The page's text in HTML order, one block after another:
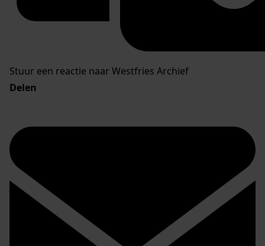
Stuur een reactie naar Westfries Archief
Delen